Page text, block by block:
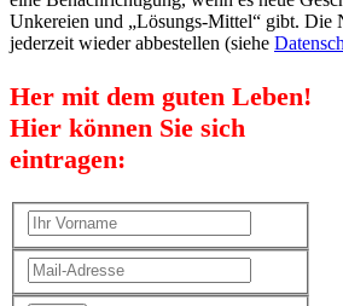
Unkereien und „Lösungs-Mittel“ gibt. Die
jederzeit wieder abbestellen (siehe
Her mit dem guten Leben!
Hier können Sie sich
eintragen: